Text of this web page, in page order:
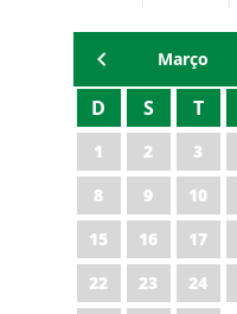
Março
D S T
1 2 3
8
9 10
15
16 17
22
23 24